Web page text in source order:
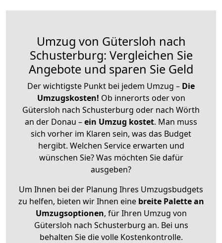
Umzug von Gütersloh nach
Schusterburg: Vergleichen Sie
Angebote und sparen Sie Geld
Der wichtigste Punkt bei jedem Umzug – Die
Umzugskosten! Ob innerorts oder von
Gütersloh nach Schusterburg oder nach Wörth
an der Donau –ein Umzug kostet. Man muss
sich vorher im Klaren sein, was das Budget
hergibt. Welchen Service erwarten und
wünschen Sie? Was möchten Sie dafür
ausgeben?
Um Ihnen bei der Planung Ihres Umzugsbudgets
zu helfen, bieten wir Ihnen eine breite Palette an
Umzugsoptionen, für Ihren Umzug von
Gütersloh nach Schusterburg an. Bei uns
behalten Sie die volle Kostenkontrolle.